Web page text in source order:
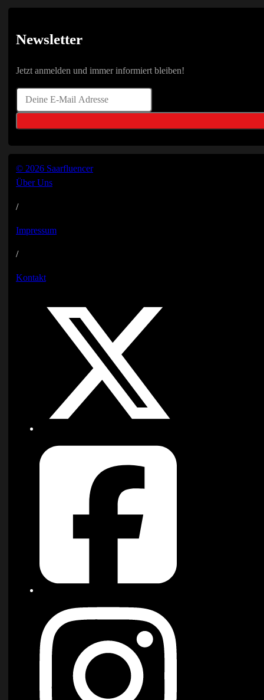
Newsletter
Jetzt anmelden und immer informiert bleiben!
© 2026 Saarfluencer
Über Uns
/
Impressum
/
Kontakt